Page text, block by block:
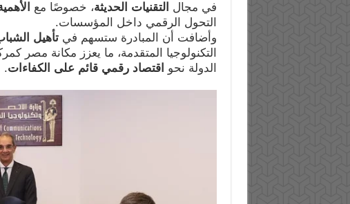
في مجال التقنيات الحديثة، خصوصًا مع
التحول الرقمي داخل المؤسسات.
وأضافت أن المبادرة ستسهم فيتأهيل
التكنولوجيا المتقدمة، ما يعزز مكانة مصر
الدولة نحو اقتصاد رقمي قائم على الكفاءات.